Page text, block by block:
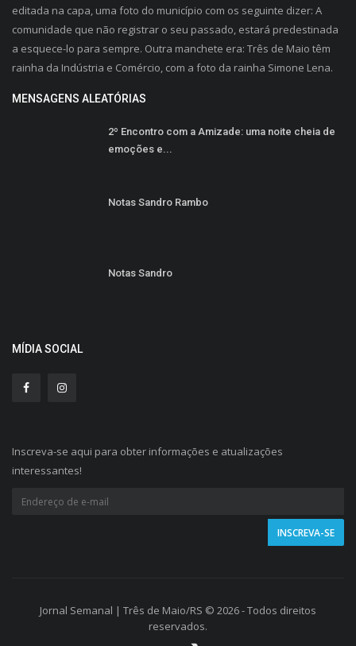
editada na capa, uma foto do município com os seguinte dizer: A
comunidade que não registrar o seu passado, estará predestinada
a esquece-lo para sempre. Outra manchete era: Três de Maio têm
rainha da Indústria e Comércio, com a foto da rainha Simone Lena.
MENSAGENS ALEATÓRIAS
2º Encontro com a Amizade: uma noite cheia de
emoções e...
Notas Sandro Rambo
Notas Sandro
MÍDIA SOCIAL
Inscreva-se aqui para obter informações e atualizações
interessantes!
Jornal Semanal | Três de Maio/RS © 2026 - Todos direitos
reservados.